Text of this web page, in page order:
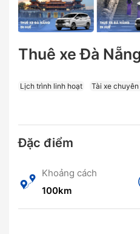
Thuê xe Đà
Lịch trình linh hoạt Tài xe
Đặc điểm
Khoảng cách
100km